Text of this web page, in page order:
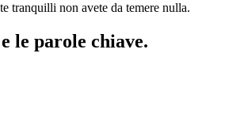
tranquilli non avete da temere nulla.
le parole chiave.